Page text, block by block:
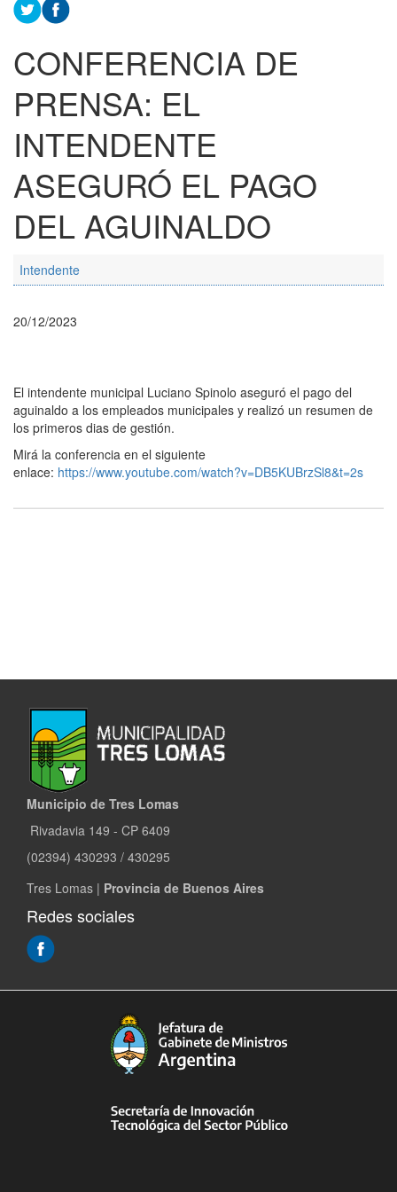
CONFERENCIA DE
PRENSA: EL
INTENDENTE
ASEGURÓ EL PAGO
DEL AGUINALDO
Intendente
20/12/2023
El intendente municipal Luciano Spinolo aseguró el pago del
aguinaldo a los empleados municipales y realizó un resumen de
los primeros dias de gestión.
Mirá la conferencia en el siguiente
enlace: https://www.youtube.com/watch?v=DB5KUBrzSl8&t=2s
Municipio de Tres Lomas
Rivadavia 149 - CP 6409
(02394) 430293 / 430295
Tres Lomas | Provincia de Buenos Aires
Redes sociales